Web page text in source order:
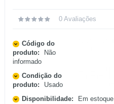
0 Avaliações
Código do
produto:
Não
informado
Condição do
produto:
Usado
Disponibilidade:
Em estoque